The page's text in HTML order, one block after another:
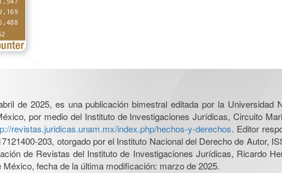
de 2025, es una publicación bimestral editada por la Universidad
por medio del Instituto de Investigaciones Jurídicas, Circuito
revistas.juridicas.unam.mx/index.php/hechos-y-derechos. Editor
203, otorgado por el Instituto Nacional del Derecho de Autor,
de Revistas del Instituto de Investigaciones Jurídicas, Ricardo
fecha de la última modificación: marzo de 2025.